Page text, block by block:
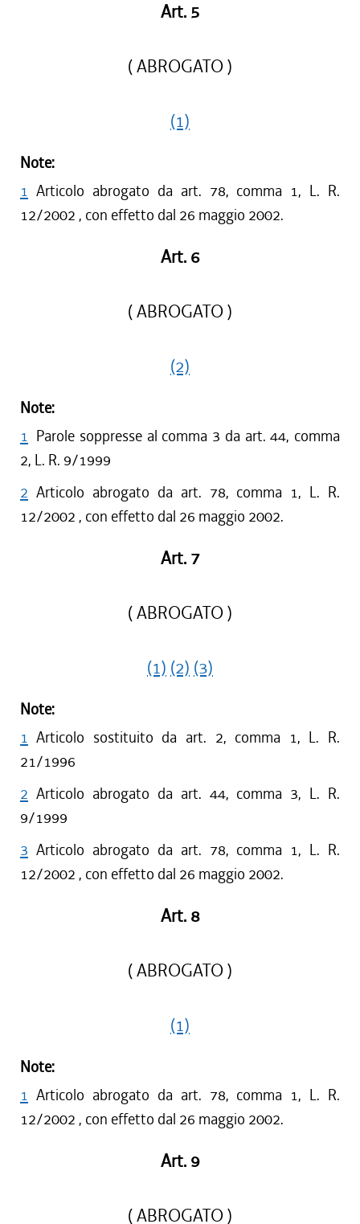
Art. 5
( ABROGATO )
(1)
Note:
1 Articolo abrogato da art. 78, comma 1, L. R.
12/2002 , con effetto dal 26 maggio 2002.
Art. 6
( ABROGATO )
(2)
Note:
1 Parole soppresse al comma 3 da art. 44, comma
2, L. R. 9/1999
2 Articolo abrogato da art. 78, comma 1, L. R.
12/2002 , con effetto dal 26 maggio 2002.
Art. 7
( ABROGATO )
(1) (2) (3)
Note:
1 Articolo sostituito da art. 2, comma 1, L. R.
21/1996
2 Articolo abrogato da art. 44, comma 3, L. R.
9/1999
3 Articolo abrogato da art. 78, comma 1, L. R.
12/2002 , con effetto dal 26 maggio 2002.
Art. 8
( ABROGATO )
(1)
Note:
1 Articolo abrogato da art. 78, comma 1, L. R.
12/2002 , con effetto dal 26 maggio 2002.
Art. 9
( ABROGATO )